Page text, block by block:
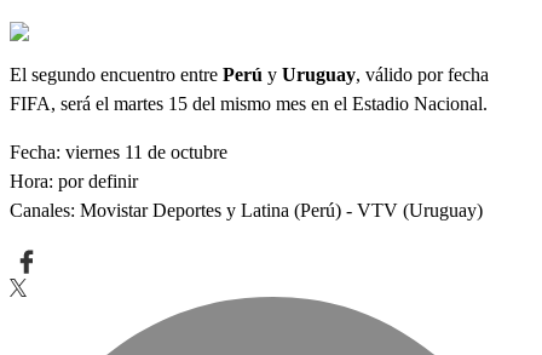
El segundo encuentro entre Perú y Uruguay, válido por fecha
FIFA, será el martes 15 del mismo mes en el Estadio Nacional.
Fecha: viernes 11 de octubre
Hora: por definir
Canales: Movistar Deportes y Latina (Perú) - VTV (Uruguay)